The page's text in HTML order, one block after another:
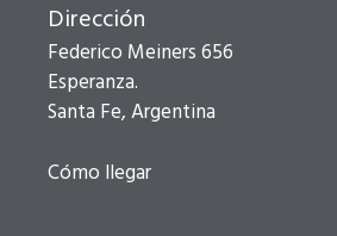
Dirección
Federico Meiners 656
Esperanza.
Santa Fe, Argentina
Cómo llegar